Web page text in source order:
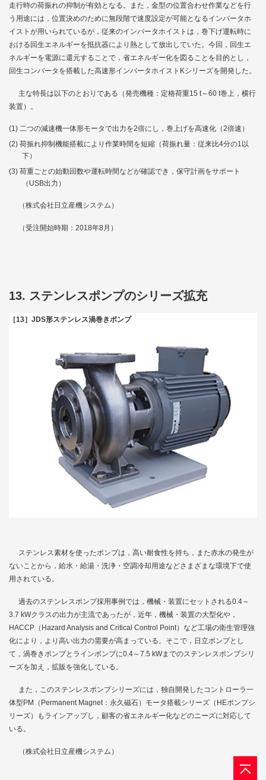
走行時の荷振れの抑制が有効となる。また，金型の位置合わせ作業などを行
う用途には，位置決めのために無段階で速度設定が可能となるインバータホ
イストが用いられているが，従来のインバータホイストは，巻下げ運転時に
おける回生エネルギーを抵抗器により熱として放出していた。今回，回生エ
ネルギーを電源に還元することで，省エネルギー化を図ることを目的とし，
回生コンバータを搭載した高速形インバータホイストKシリーズを開発した。
主な特長は以下のとおりである（発売機種：定格荷重15 t～60 t巻上，横行
装置）。
二つの減速機一体形モータで出力を2倍にし，巻上げを高速化（2倍速）
荷振れ抑制機能搭載により作業時間を短縮（荷振れ量：従来比4分の1以
下）
荷重ごとの始動回数や運転時間などが確認でき，保守計画をサポート
（USB出力）
（株式会社日立産機システム）
（受注開始時期：2018年8月）
13. ステンレスポンプのシリーズ拡充
［13］JDS形ステンレス渦巻きポンプ
ステンレス素材を使ったポンプは，高い耐食性を持ち，また赤水の発生が
ないことから，給水・給湯・洗浄・空調冷却用途などさまざまな環境下で使
用されている。
過去のステンレスポンプ採用事例では，機械・装置にセットされる0.4～
3.7 kWクラスの出力が主流であったが，近年，機械・装置の大型化や，
HACCP（Hazard Analysis and Critical Control Point）など工場の衛生管理強
化により，より高い出力の需要が高まっている。そこで，日立ポンプとし
て，渦巻きポンプとラインポンプに0.4～7.5 kWまでのステンレスポンプシリ
ーズを加え，拡販を強化している。
また，このステンレスポンプシリーズには，独自開発したコントローラ一
体型PM（Permanent Magnet：永久磁石）モータ搭載シリーズ（HEポンプシ
リーズ）もラインアップし，顧客の省エネルギー化などのニーズに対応して
いる。
（株式会社日立産機システム）